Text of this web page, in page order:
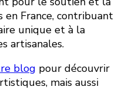
en France, contribuant
unique et à la
artisanales.
blog pour découvrir
mais aussi